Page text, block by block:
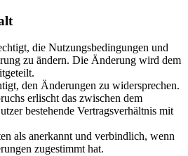
die Nutzungsbedingungen und
zu ändern. Die Änderung wird dem
den Änderungen zu widersprechen.
erlischt das zwischen dem
bestehende Vertragsverhältnis mit
als anerkannt und verbindlich, wenn
zugestimmt hat.